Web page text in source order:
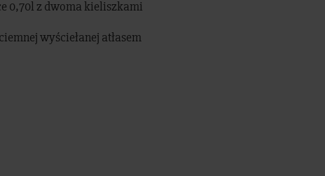
0,70l z dwoma kieliszkami
wyściełanej atłasem